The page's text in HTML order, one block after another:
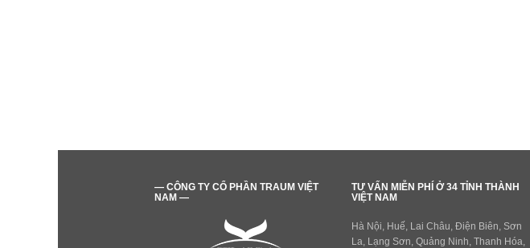
— CÔNG TY CỔ PHẦN TRAUM VIỆT
NAM —
TƯ VẤN MIỄN PHÍ Ở 34 TỈNH THÀNH
VIỆT NAM
Hà Nội, Huế, Lai Châu, Điện Biên, Sơn
La, Lạng Sơn, Quảng Ninh, Thanh Hóa,